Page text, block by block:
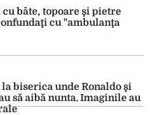
bâte, topoare şi pietre
cu "ambulanţa
biserica unde Ronaldo şi
să aibă nunta. Imaginile au